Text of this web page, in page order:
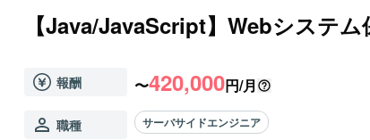
【Java/JavaScript】Webシステ
報酬 〜420,000円/月
職種 サーバサイドエンジニア